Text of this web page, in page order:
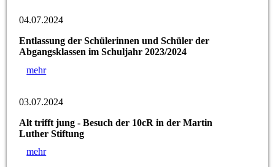
04.07.2024
Entlassung der Schülerinnen und Schüler der
Abgangsklassen im Schuljahr 2023/2024
mehr
03.07.2024
Alt trifft jung - Besuch der 10cR in der Martin
Luther Stiftung
mehr